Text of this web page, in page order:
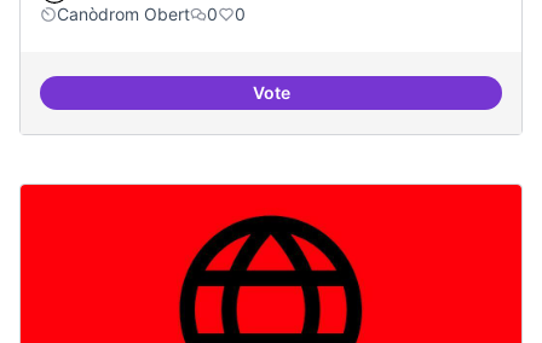
Canòdrom Obert
0 0
VoteBar obert, que sigui punt de